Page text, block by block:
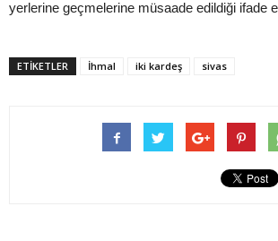
yerlerine geçmelerine müsaade edildiği ifade
ETIKETLER İhmal iki kardeş sivas